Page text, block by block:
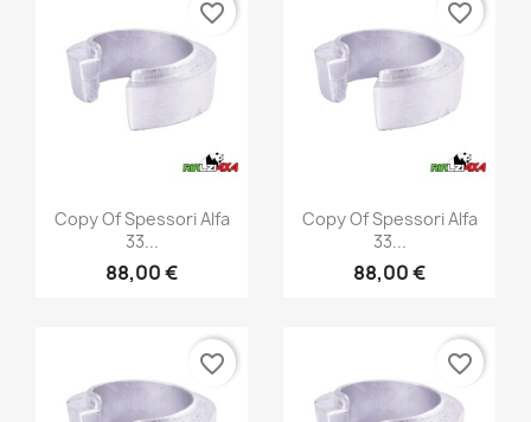
Vista rápida
Copy Of Spessori Alfa
33...
88,00 €
favorite_border
Vista rápida
Copy Of Spessori Alfa
33...
88,00 €
favorite_border
favorite_border favorite_border